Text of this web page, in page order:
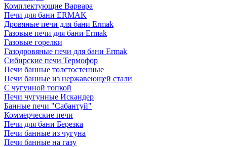
Комплектующие Варвара
Печи для бани ERMAK
Дровяные печи для бани Ermak
Газовые печи для бани Ermak
Газовые горелки
Газодровяные печи для бани Ermak
Сибирские печи Термофор
Печи банные толстостенные
Печи банные из нержавеющей стали
С чугунной топкой
Печи чугунные Искандер
Банные печи "Сабантуй"
Коммерческие печи
Печи для бани Березка
Печи банные из чугуна
Печи банные на газу